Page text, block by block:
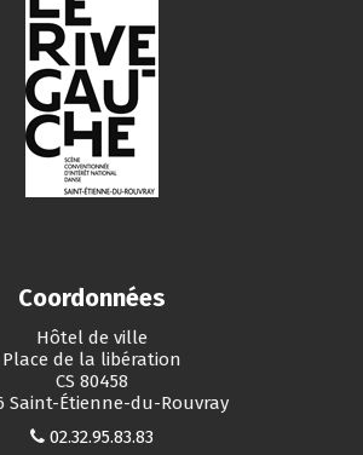
Coordonnées
Hôtel de ville
Place de la libération
CS 80458
Saint-Étienne-du-Rouvray
02.32.95.83.83